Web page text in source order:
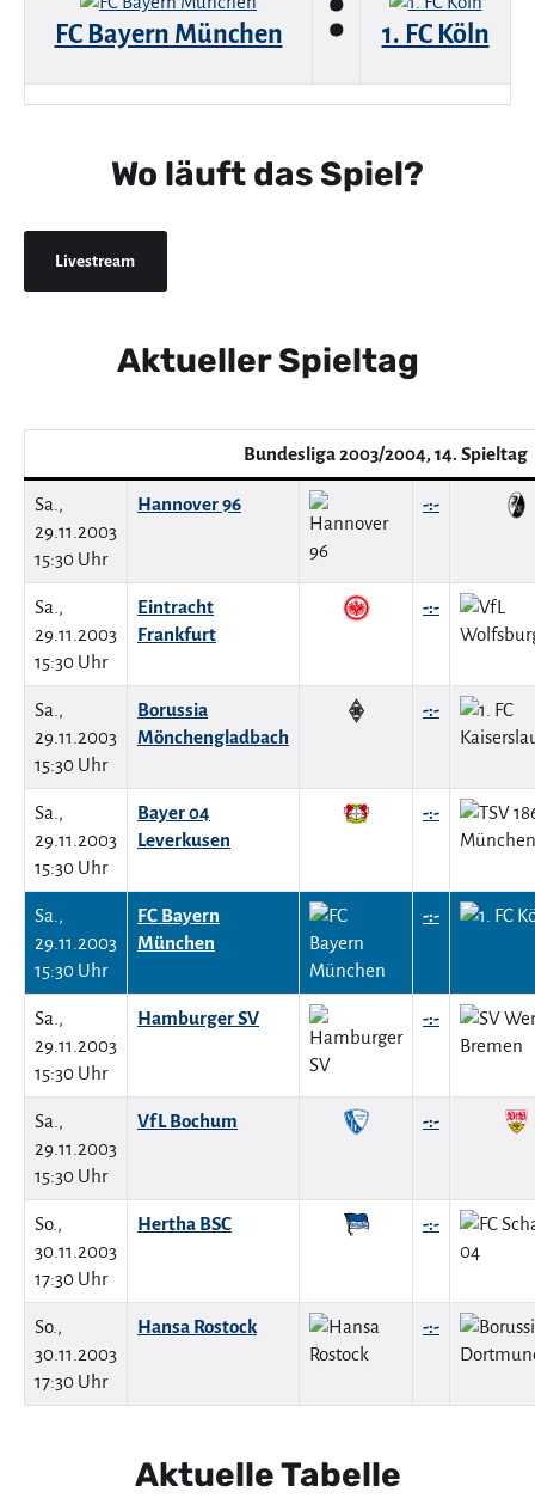
FC Bayern München 1. FC Köln
Wo läuft das Spiel?
Livestream
Aktueller Spieltag
Bundesliga 2003/2004, 14. Spieltag
Sa.,
29.11.2003
15:30 Uhr
Hannover 96 -:-
Sa.,
29.11.2003
15:30 Uhr
Eintracht
Frankfurt
-:-
Sa.,
29.11.2003
15:30 Uhr
Borussia
Mönchengladbach
-:-
Sa.,
29.11.2003
15:30 Uhr
Bayer 04
Leverkusen
-:-
Sa.,
29.11.2003
15:30 Uhr
FC Bayern
München
-:-
Sa.,
29.11.2003
15:30 Uhr
Hamburger SV -:-
Sa.,
29.11.2003
15:30 Uhr
VfL Bochum -:-
So.,
30.11.2003
17:30 Uhr
Hertha BSC -:-
So.,
30.11.2003
17:30 Uhr
Hansa Rostock -:-
Aktuelle Tabelle